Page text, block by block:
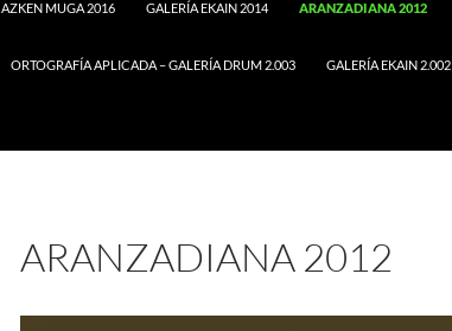
AZKEN MUGA 2016 GALERÍA EKAIN 2014 ARANZADIANA 2012
ORTOGRAFÍA APLICADA – GALERÍA DRUM 2.003 GALERÍA EKAIN 2.002
ARANZADIANA 2012